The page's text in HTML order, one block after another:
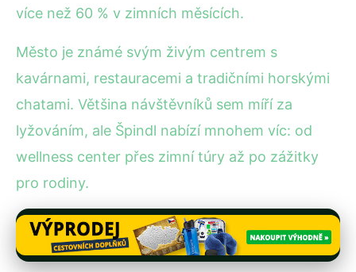
více než 60 % v zimních měsících.
Město je známé svým živým centrem s
kavárnami, restauracemi a tradičními horskými
chatami. Většina návštěvníků sem míří za
lyžováním, ale Špindl nabízí mnohem víc: od
wellness center přes zimní túry až po zážitky
pro rodiny.